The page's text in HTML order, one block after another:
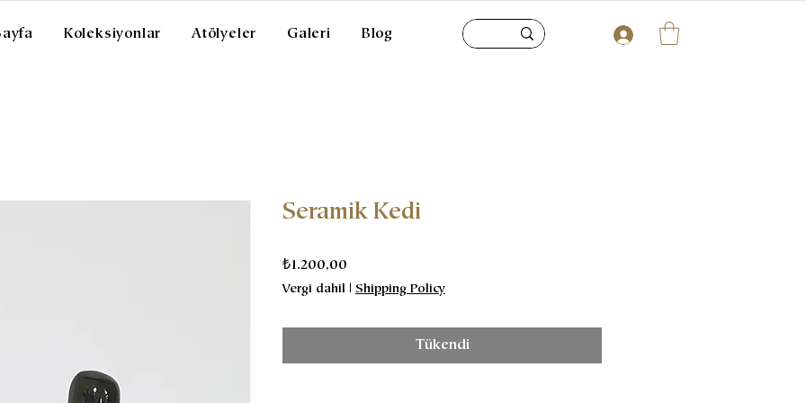
Koleksiyonlar Atölyeler Galeri Blog
Seramik Kedi
₺1.200,00
Vergi dahil | Shipping Policy
Tükendi